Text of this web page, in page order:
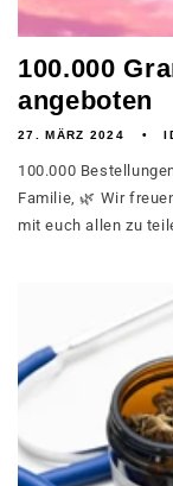
100.000
angeboten
27. MÄRZ 2024
100.000
Familie, 🌿 Wir
mit euch allen zu